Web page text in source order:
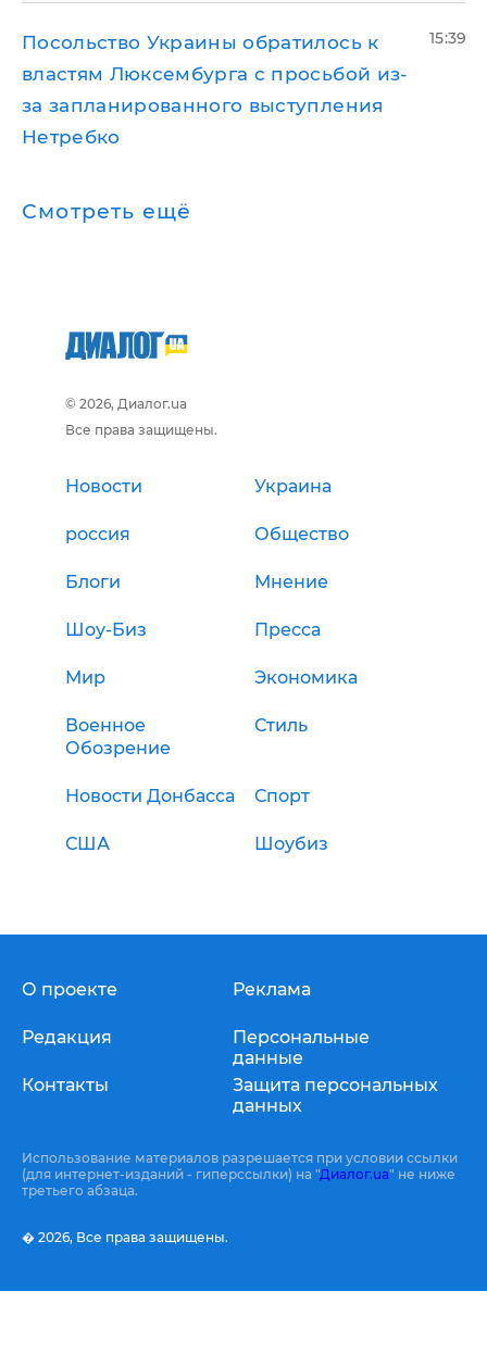
Посольство Украины обратилось к
властям Люксембурга с просьбой из-
за запланированного выступления
Нетребко
15:39
Смотреть ещё
© 2026, Диалог.ua
Все права защищены.
Новости Украина
россия Общество
Блоги Мнение
Шоу-Биз Пресса
Мир Экономика
Военное
Обозрение
Стиль
Новости Донбасса Спорт
США Шоубиз
О проекте
Редакция
Контакты
Реклама
Персональные
данные
Защита персональных
данных
Использование материалов разрешается при условии ссылки
(для интернет-изданий - гиперссылки) на "Диалог.ua" не ниже
третьего абзаца.
� 2026, Все права защищены.